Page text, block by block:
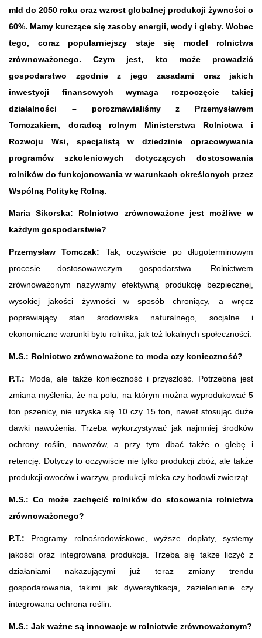
mld do 2050 roku oraz wzrost globalnej produkcji żywności o
60%. Mamy kurczące się zasoby energii, wody i gleby. Wobec
tego, coraz popularniejszy staje się model rolnictwa
zrównoważonego. Czym jest, kto może prowadzić
gospodarstwo zgodnie z jego zasadami oraz jakich
inwestycji finansowych wymaga rozpoczęcie takiej
działalności – porozmawialiśmy z Przemysławem
Tomczakiem, doradcą rolnym Ministerstwa Rolnictwa i
Rozwoju Wsi, specjalistą w dziedzinie opracowywania
programów szkoleniowych dotyczących dostosowania
rolników do funkcjonowania w warunkach określonych przez
Wspólną Politykę Rolną.
Maria Sikorska: Rolnictwo zrównoważone jest możliwe w
każdym gospodarstwie?
Przemysław Tomczak: Tak, oczywiście po długoterminowym
procesie dostosowawczym gospodarstwa. Rolnictwem
zrównoważonym nazywamy efektywną produkcję bezpiecznej,
wysokiej jakości żywności w sposób chroniący, a wręcz
poprawiający stan środowiska naturalnego, socjalne i
ekonomiczne warunki bytu rolnika, jak też lokalnych społeczności.
M.S.: Rolnictwo zrównoważone to moda czy konieczność?
P.T.: Moda, ale także konieczność i przyszłość. Potrzebna jest
zmiana myślenia, że na polu, na którym można wyprodukować 5
ton pszenicy, nie uzyska się 10 czy 15 ton, nawet stosując duże
dawki nawożenia. Trzeba wykorzystywać jak najmniej środków
ochrony roślin, nawozów, a przy tym dbać także o glebę i
retencję. Dotyczy to oczywiście nie tylko produkcji zbóż, ale także
produkcji owoców i warzyw, produkcji mleka czy hodowli zwierząt.
M.S.: Co może zachęcić rolników do stosowania rolnictwa
zrównoważonego?
P.T.: Programy rolnośrodowiskowe, wyższe dopłaty, systemy
jakości oraz integrowana produkcja. Trzeba się także liczyć z
działaniami nakazującymi już teraz zmiany trendu
gospodarowania, takimi jak dywersyfikacja, zazielenienie czy
integrowana ochrona roślin.
M.S.: Jak ważne są innowacje w rolnictwie zrównoważonym?